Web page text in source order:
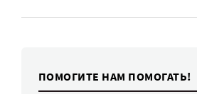
ПОМОГИТЕ НАМ ПОМОГАТЬ!